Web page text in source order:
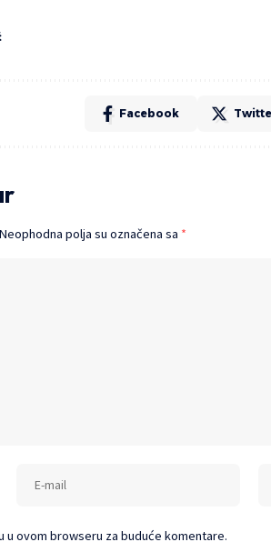
Facebook
Neophodna polja su označena sa *
u ovom browseru za buduće komentare.